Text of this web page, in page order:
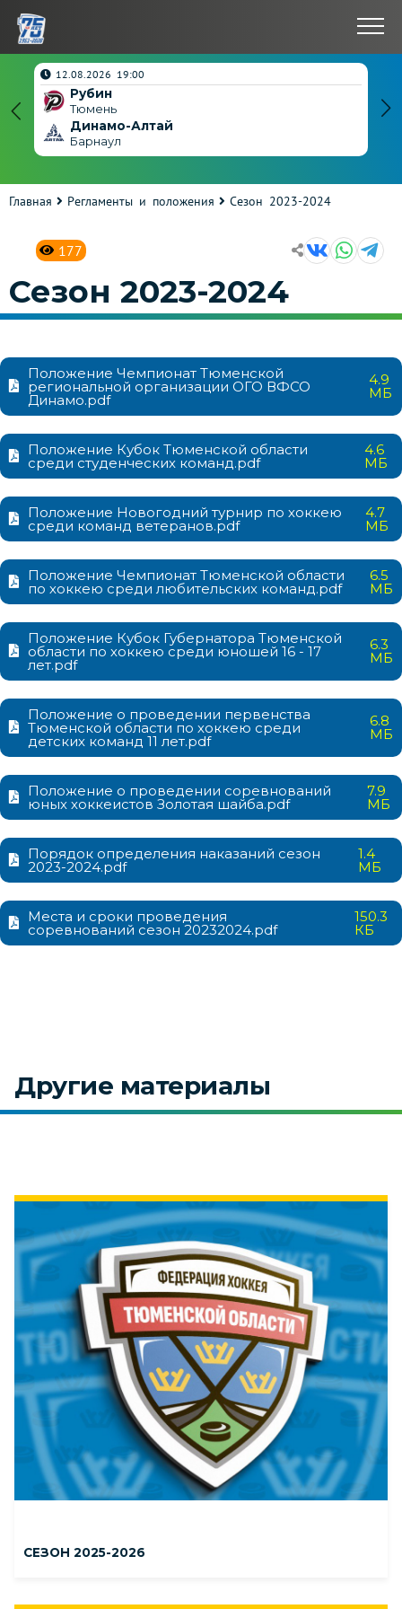
4
12.08.2026 19:00
Рубин
Тюмень
Динамо-Алтай
Барнаул
Главная Регламенты и положения Сезон 2023-2024
177
Сезон 2023-2024
Положение Чемпионат Тюменской
региональной организации ОГО ВФСО
Динамо.pdf
4.9
МБ
Положение Кубок Тюменской области
среди студенческих команд.pdf
4.6
МБ
Положение Новогодний турнир по хоккею
среди команд ветеранов.pdf
4.7
МБ
Положение Чемпионат Тюменской области
по хоккею среди любительских команд.pdf
6.5
МБ
Положение Кубок Губернатора Тюменской
области по хоккею среди юношей 16 - 17
лет.pdf
6.3
МБ
Положение о проведении первенства
Тюменской области по хоккею среди
детских команд 11 лет.pdf
6.8
МБ
Положение о проведении соревнований
юных хоккеистов Золотая шайба.pdf
7.9
МБ
Порядок определения наказаний сезон
2023-2024.pdf
1.4
МБ
Места и сроки проведения
соревнований сезон 20232024.pdf
150.3
КБ
Другие материалы
СЕЗОН 2025-2026